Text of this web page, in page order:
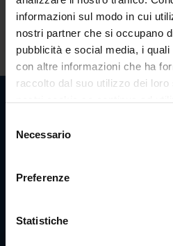
informazioni sul modo in cui
nostri partner che si occupano
pubblicità e social media, i
con altre informazioni che ha
raccolto dal suo utilizzo dei
delNecessario
Preferenze
Statistiche
Contatti
Via Privata O.T.O., 33
Tel. +39 0187 564 859